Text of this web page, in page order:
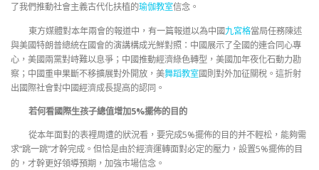
了我們推動社會主義古代化扶植的瑜伽教室信念。
東方媒體對本年兩會的報道中，有一篇報道以為中國九宮格當局任務陳述
與美國特朗普總統在國會的演講構成光鮮對照：中國展示了全國的連合同心專
心，美國兩黨對峙難以息爭；中國推動經濟綠色轉型，美國加年夜化石動力勘
察；中國重申果斷不移擴展對外開放，美舞蹈教室國則對外加征關稅。這折射
出國際社會對中國經濟成長提高的認同。
若何看國際生孩子總值增加5%擺佈的目的
從本年面對的表裡周遭的狀況看，要完成5%擺佈的目的并不輕松，能夠需
求“跳一跳”才幹完成。但恰是由於經濟運轉面對必定的壓力，設置5%擺佈的目
的，才幹更好領導預期，加強市場信念。